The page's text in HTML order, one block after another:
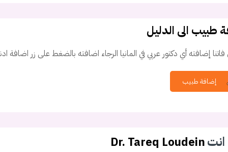
طبيب الى الدليل
إضافته أي دكتور عربي في المانيا الرجاء اضافته بالضغط على زر اضافة
Dr. Tareq Loudein